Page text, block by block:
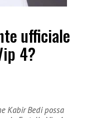
ufficiale
4?
Kabir Bedi possa